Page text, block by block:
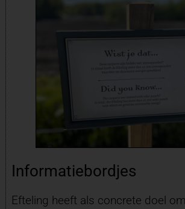
Informatiebordjes
Efteling heeft als concrete doel